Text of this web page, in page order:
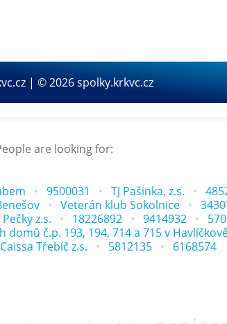
| © 2026 spolky.krkvc.cz
are looking for:
9500031 TJ Pašinka, z.s.
Veterán klub Sokolnice
Pečky z.s. 18226892 9414932
č.p. 193, 194, 714 a 715 v
Třebíč z.s. 5812135 6168574